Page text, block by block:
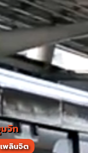
วิท
พลินจิต